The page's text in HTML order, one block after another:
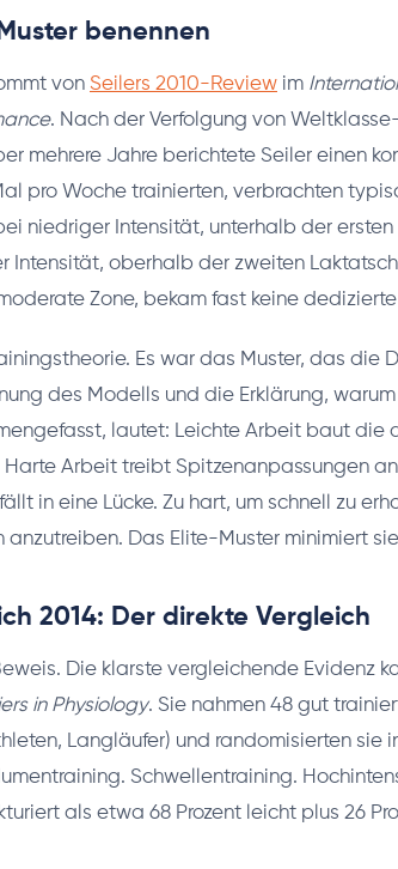
benennen
von Seilers 2010-Review im
. Nach der Verfolgung von
mehrere Jahre berichtete Seiler einen
pro Woche trainierten, verbrachten
niedriger Intensität, unterhalb der
Intensität, oberhalb der zweiten
Zone, bekam fast keine
Es war das Muster, das die
des Modells und die Erklärung, warum
lautet: Leichte Arbeit baut die
Harte Arbeit treibt Spitzenanpassungen
in eine Lücke. Zu hart, um schnell zu
anzutreiben. Das Elite-Muster minimiert
2014: Der direkte Vergleich
Die klarste vergleichende Evidenz
in Physiology. Sie nahmen 48 gut
Langläufer) und randomisierten sie
Schwellentraining.
als etwa 68 Prozent leicht plus 26